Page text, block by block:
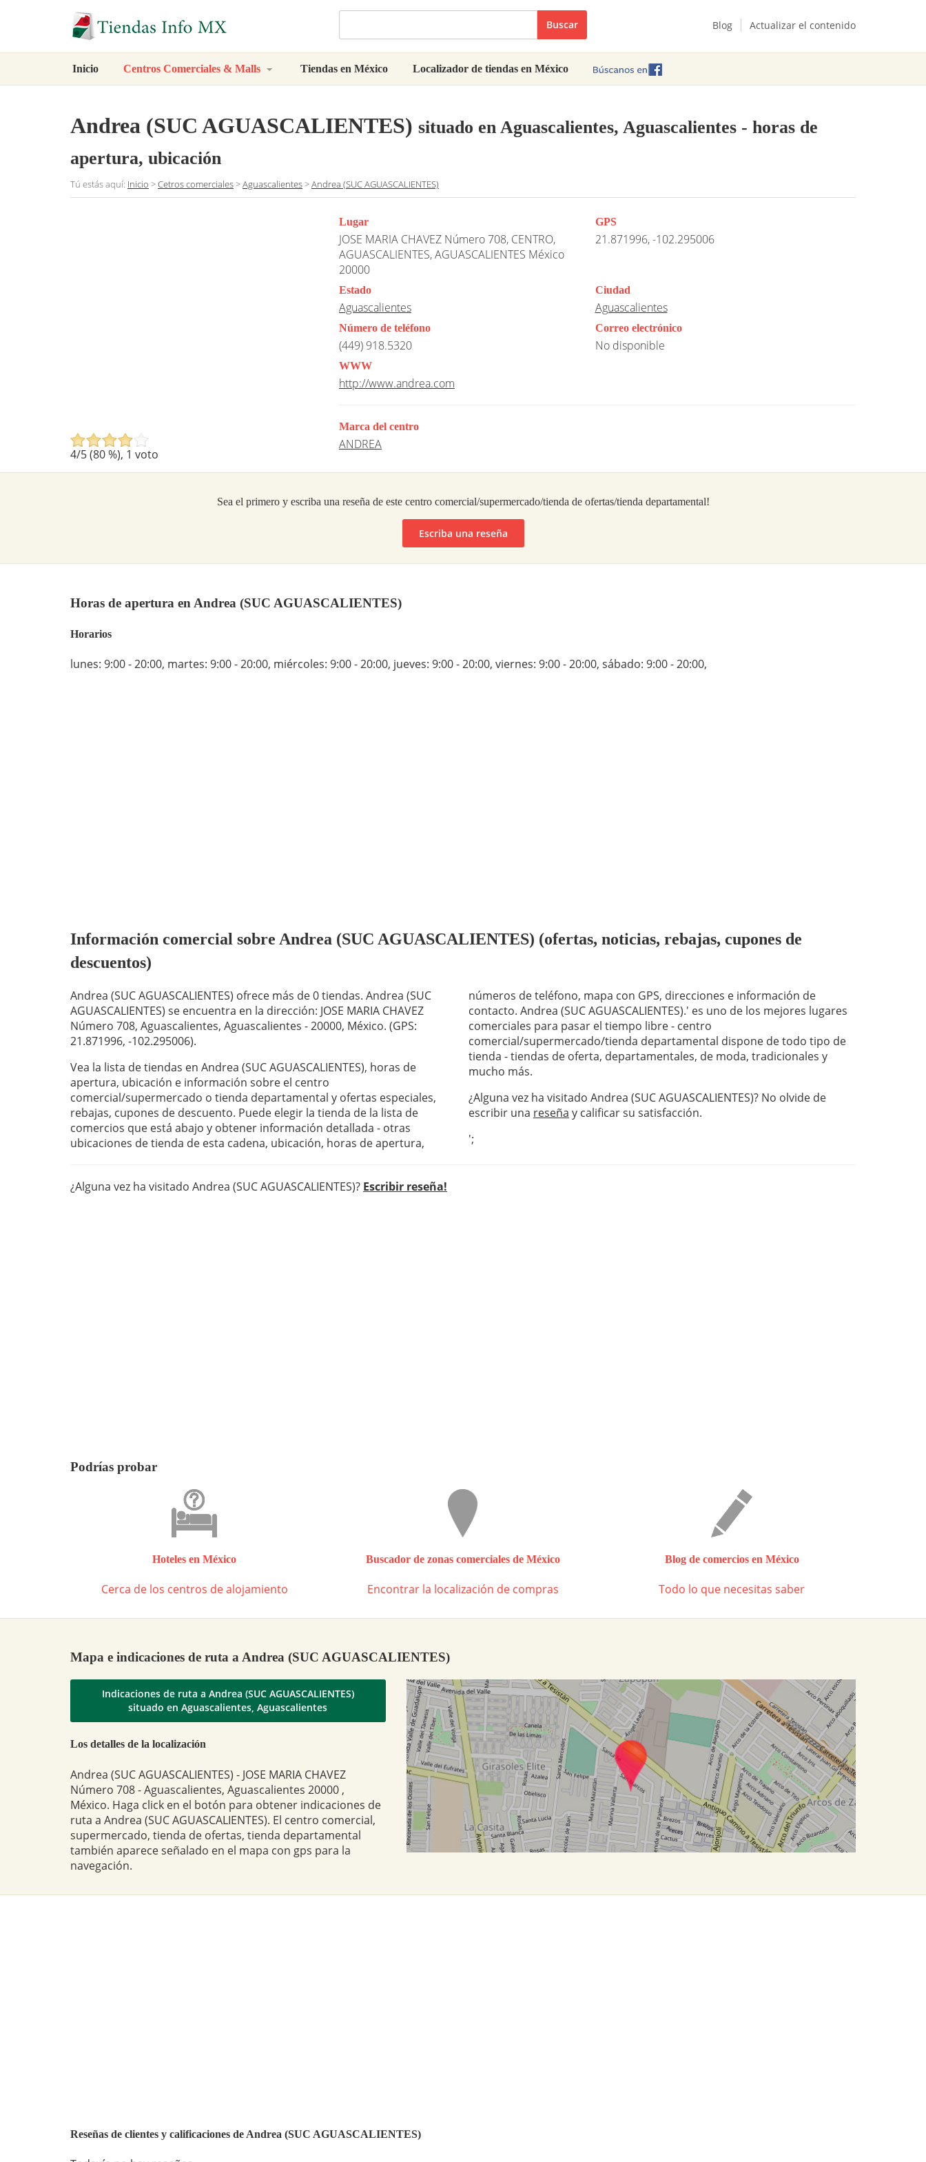
Buscar Blog Actualizar el contenido
Inicio Centros Comerciales & Malls Tiendas en México Localizador de tiendas en México
Andrea (SUC AGUASCALIENTES) situado en Aguascalientes, Aguascalientes - horas de
apertura, ubicación
Tú estás aquí: Inicio >Cetros comerciales>Aguascalientes>Andrea (SUC AGUASCALIENTES)
4/5 (80%), 1 voto
Lugar
JOSE MARIA CHAVEZ Número 708, CENTRO,
AGUASCALIENTES, AGUASCALIENTES México
20000
GPS
21.871996, -102.295006
Estado
Aguascalientes
Ciudad
Aguascalientes
Número de teléfono
(449) 918.5320
Correo electrónico
No disponible
WWW
http://www.andrea.com
Marca del centro
ANDREA
Sea el primero y escriba una reseña de este centro comercial/supermercado/tienda de ofertas/tienda departamental!
Escriba una reseña
Horas de apertura en Andrea (SUC AGUASCALIENTES)
Horarios
lunes: 9:00 - 20:00, martes: 9:00 - 20:00, miércoles: 9:00 - 20:00, jueves: 9:00 - 20:00, viernes: 9:00 - 20:00, sábado: 9:00 - 20:00,
Información comercial sobre Andrea (SUC AGUASCALIENTES) (ofertas, noticias, rebajas, cupones de
descuentos)
Andrea (SUC AGUASCALIENTES) ofrece más de 0 tiendas. Andrea (SUC
AGUASCALIENTES) se encuentra en la dirección: JOSE MARIA CHAVEZ
Número 708, Aguascalientes, Aguascalientes - 20000, México. (GPS:
21.871996, -102.295006).
Vea la lista de tiendas en Andrea (SUC AGUASCALIENTES), horas de
apertura, ubicación e información sobre el centro
comercial/supermercado o tienda departamental y ofertas especiales,
rebajas, cupones de descuento. Puede elegir la tienda de la lista de
comercios que está abajo y obtener información detallada - otras
ubicaciones de tienda de esta cadena, ubicación, horas de apertura,
números de teléfono, mapa con GPS, direcciones e información de
contacto. Andrea (SUC AGUASCALIENTES).' es uno de los mejores lugares
comerciales para pasar el tiempo libre - centro
comercial/supermercado/tienda departamental dispone de todo tipo de
tienda - tiendas de oferta, departamentales, de moda, tradicionales y
mucho más.
¿Alguna vez ha visitado Andrea (SUC AGUASCALIENTES)? No olvide de
escribir una reseña y calificar su satisfacción.
';
¿Alguna vez ha visitado Andrea (SUC AGUASCALIENTES)? Escribir reseña!
Podrías probar
Hoteles en México
Cerca de los centros de alojamiento
Buscador de zonas comerciales de México
Encontrar la localización de compras
Blog de comercios en México
Todo lo que necesitas saber
Mapa e indicaciones de ruta a Andrea (SUC AGUASCALIENTES)
Indicaciones de ruta a Andrea (SUC AGUASCALIENTES)
situado en Aguascalientes, Aguascalientes
Los detalles de la localización
Andrea (SUC AGUASCALIENTES) - JOSE MARIA CHAVEZ
Número 708 - Aguascalientes, Aguascalientes 20000 ,
México. Haga click en el botón para obtener indicaciones de
ruta a Andrea (SUC AGUASCALIENTES). El centro comercial,
supermercado, tienda de ofertas, tienda departamental
también aparece señalado en el mapa con gps para la
navegación.
Reseñas de clientes y calificaciones de Andrea (SUC AGUASCALIENTES)